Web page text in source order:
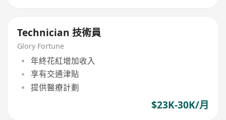
Technician 技術員
Glory Fortune
年終花紅增加收入
享有交通津貼
提供醫療計劃
$23K-30K/月